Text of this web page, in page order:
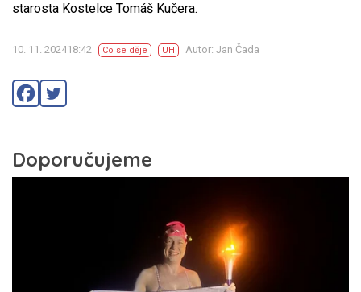
starosta Kostelce Tomáš Kučera.
10. 11. 202418:42 Co se děje UH Autor: Jan Čada